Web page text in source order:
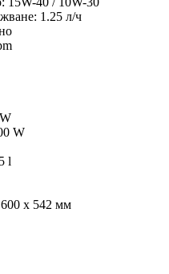
1.25 л/ч
W
l
х 542 мм